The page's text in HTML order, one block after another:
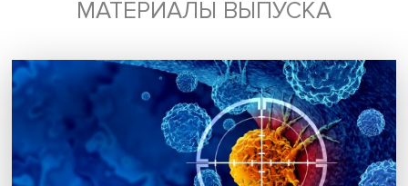
экономика социология бедность
неравенство
Поделиться